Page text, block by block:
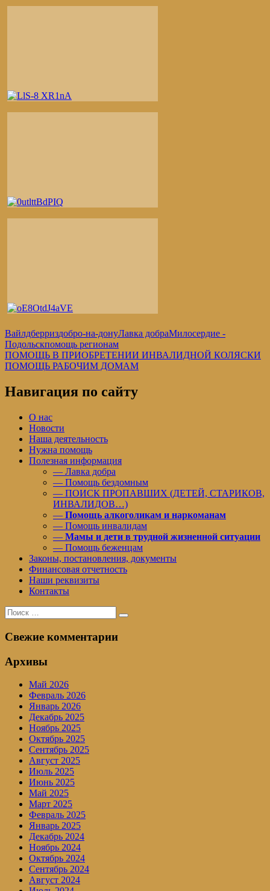
Вайлдберриздобро-на-донуЛавка добраМилосердие -
Подольскпомощь регионам
Навигация
по
записям
Предыдущая
запись:
ПОМОЩЬ В ПРИОБРЕТЕНИИ ИНВАЛИДНОЙ КОЛЯСКИ
Следующая
ПОМОЩЬ РАБОЧИМ ДОМАМ
Навигация по сайту
О нас
Новости
Наша деятельность
Нужна помощь
Полезная информация
— Лавка добра
— Помощь бездомным
— ПОИСК ПРОПАВШИХ (ДЕТЕЙ, СТАРИКОВ,
ИНВАЛИДОВ…)
— Помощь алкоголикам и наркоманам
— Помощь инвалидам
— Мамы и дети в трудной жизненной ситуации
— Помощь беженцам
Законы, постановления, документы
Финансовая отчетность
Наши реквизиты
Контакты
Поиск
для:
Поиск
Свежие комментарии
Архивы
Май 2026
Февраль 2026
Январь 2026
Декабрь 2025
Ноябрь 2025
Октябрь 2025
Сентябрь 2025
Август 2025
Июль 2025
Июнь 2025
Май 2025
Март 2025
Февраль 2025
Январь 2025
Декабрь 2024
Ноябрь 2024
Октябрь 2024
Сентябрь 2024
Август 2024